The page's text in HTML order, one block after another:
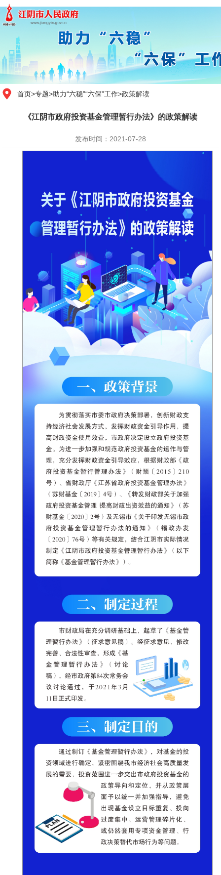
首页>专题>助力“六稳”“六保”工作>政策解读
《江阴市政府投资基金管理暂行办法》的政策解读
发布时间：2021-07-28